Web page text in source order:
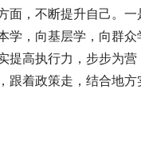
面，不断提升自己。
，向基层学，向群
提高执行力，步步为
着政策走，结合地